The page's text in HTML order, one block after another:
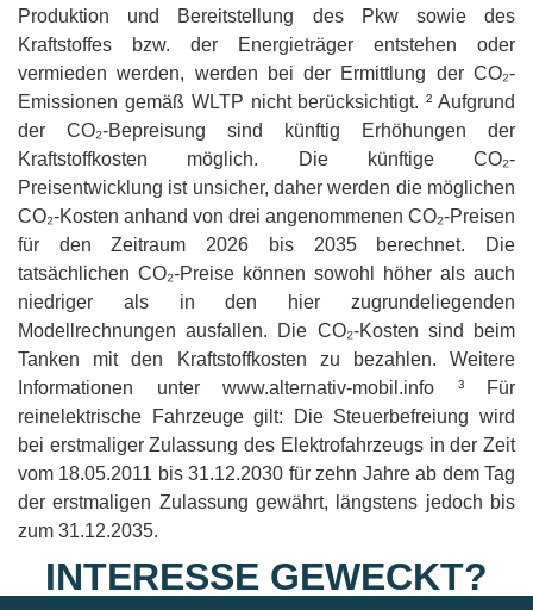
Produktion und Bereitstellung des Pkw sowie des
Kraftstoffes bzw. der Energieträger entstehen oder
vermieden werden, werden bei der Ermittlung der CO₂-
Emissionen gemäß WLTP nicht berücksichtigt. ² Aufgrund
der CO₂-Bepreisung sind künftig Erhöhungen der
Kraftstoffkosten möglich. Die künftige CO₂-
Preisentwicklung ist unsicher, daher werden die möglichen
CO₂-Kosten anhand von drei angenommenen CO₂-Preisen
für den Zeitraum 2026 bis 2035 berechnet. Die
tatsächlichen CO₂-Preise können sowohl höher als auch
niedriger als in den hier zugrundeliegenden
Modellrechnungen ausfallen. Die CO₂-Kosten sind beim
Tanken mit den Kraftstoffkosten zu bezahlen. Weitere
Informationen unter www.alternativ-mobil.info ³ Für
reinelektrische Fahrzeuge gilt: Die Steuerbefreiung wird
bei erstmaliger Zulassung des Elektrofahrzeugs in der Zeit
vom 18.05.2011 bis 31.12.2030 für zehn Jahre ab dem Tag
der erstmaligen Zulassung gewährt, längstens jedoch bis
zum 31.12.2035.
INTERESSE GEWECKT?